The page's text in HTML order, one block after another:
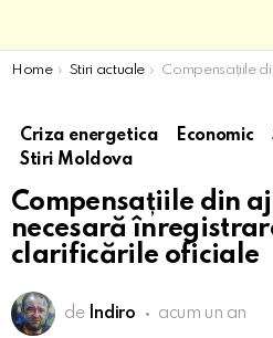
You are here:
Home Stiri actuale Compensațiile din ajutorul UE: Este necesară înregistrarea sau nu? Află clarificările oficiale
Criza energetica Economic
Stiri Moldova
Compensațiile din
necesară
clarificările oficiale
de Indiro acum un an